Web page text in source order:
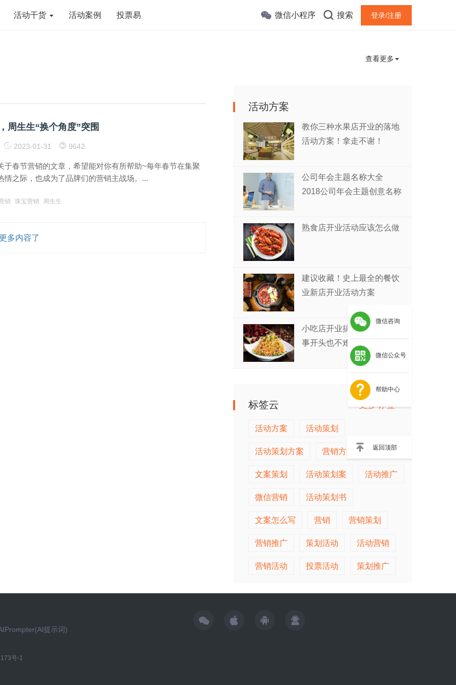
活动干货 活动案例 投票易 微信小程序 搜索 登录/注册
查看更多
周生生“换个角度”突围
2023-01-31 9642
于春节营销的文章，希望能对你有所帮助~每年春节在集聚
情之际，也成为了品牌们的营销主战场。...
销 珠宝营销 周生生
多内容了
活动方案
教你三种水果店开业的落地
活动方案！拿走不谢！
公司年会主题名称大全
2018公司年会主题创意名称
熟食店开业活动应该怎么做
建议收藏！史上最全的餐饮
业新店开业活动方案
小吃店开业搞什么活动？万
事开头也不难！
标签云 更多标签>>
活动方案 活动策划
活动策划方案 营销方案
文案策划 活动策划案 活动推广
微信营销 活动策划书
文案怎么写 营销 营销策划
营销推广 策划活动 活动营销
营销活动 投票活动 策划推广
微信咨询
微信公众号
帮助中心
返回顶部
提示词)
号-1